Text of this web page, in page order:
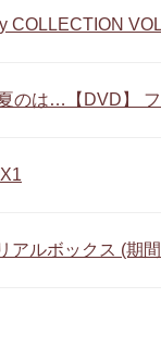
COLLECTION
のは…【DVD】
アルボックス (期